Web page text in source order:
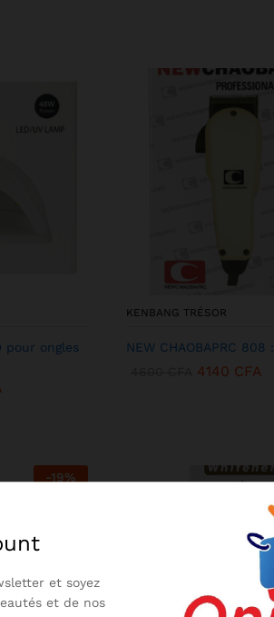
pour ongles
KENBANG TRÉSOR
NEW CHAOBAPRC 808 :
4140 CFA
-19%
et soyez
et de nos